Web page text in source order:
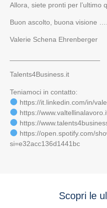
Allora, siete pronti per l’ultimo
Buon ascolto, buona visione
Valerie Schena Ehrenberger
Talents4Business.it
Teniamoci in contatto:
https://it.linkedin.com/in/
https://
https://
https://open.spotify.com/
si=e32acc136d1441bc
Scopri le